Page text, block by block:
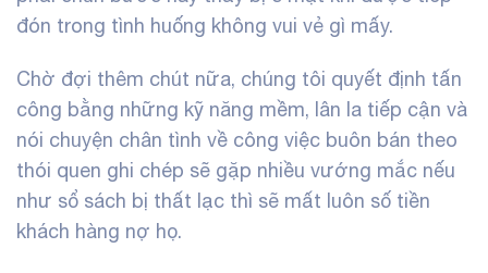
đón trong tình huống không vui vẻ gì mấy.
Chờ đợi thêm chút nữa, chúng tôi quyết định tấn
công bằng những kỹ năng mềm, lân la tiếp cận và
nói chuyện chân tình về công việc buôn bán theo
thói quen ghi chép sẽ gặp nhiều vướng mắc nếu
như sổ sách bị thất lạc thì sẽ mất luôn số tiền
khách hàng nợ họ.